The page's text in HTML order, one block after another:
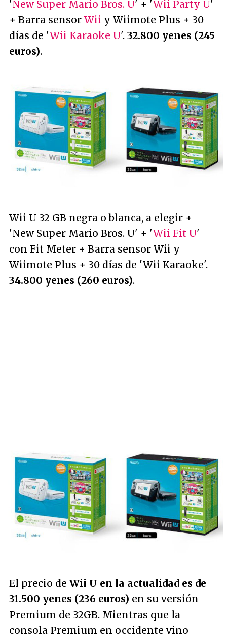
'New Super Mario Bros. U' + 'Wii Party U'
+ Barra sensor Wii y Wiimote Plus + 30
días de 'Wii Karaoke U'. 32.800 yenes (245
euros).
Wii U 32 GB negra o blanca, a elegir +
'New Super Mario Bros. U' + 'Wii Fit U'
con Fit Meter + Barra sensor Wii y
Wiimote Plus + 30 días de 'Wii Karaoke'.
34.800 yenes (260 euros).
El precio de Wii U en la actualidad es de
31.500 yenes (236 euros) en su versión
Premium de 32GB. Mientras que la
consola Premium en occidente vino